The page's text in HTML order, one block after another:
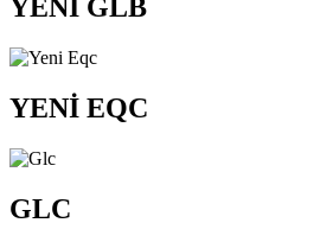
YENİ GLB
YENİ EQC
GLC